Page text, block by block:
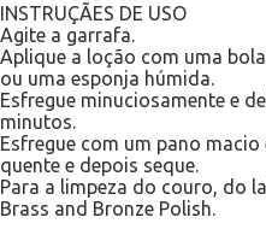
INSTRUÇÃES DE USO
Agite a garrafa.
Aplique a loção com uma
ou uma esponja húmida.
Esfregue minuciosamente e
minutos.
Esfregue com um pano
quente e depois seque.
Para a limpeza do couro, do
Brass and Bronze Polish.